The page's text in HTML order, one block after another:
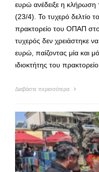
ευρώ ανέδειξε η κλήρωση
(23/4). Το τυχερό δελτίο
πρακτορείο του ΟΠΑΠ
τυχερός δεν χρειάστηκε
ευρώ, παίζοντας μία και
ιδιοκτήτης του
Διαβάστε περισσότερα